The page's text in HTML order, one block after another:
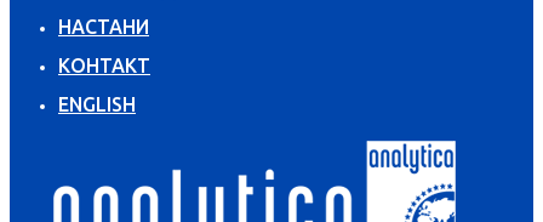
НАСТАНИ
КОНТАКТ
ENGLISH